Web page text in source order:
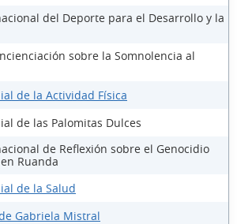
del Deporte para el Desarrollo y la
sobre la Somnolencia al
de la Actividad Física
de las Palomitas Dulces
de Reflexión sobre el Genocidio
Ruanda
de la Salud
Gabriela Mistral